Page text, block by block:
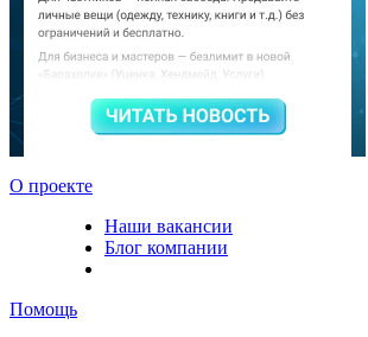
О проекте
Наши вакансии
Блог компании
Помощь